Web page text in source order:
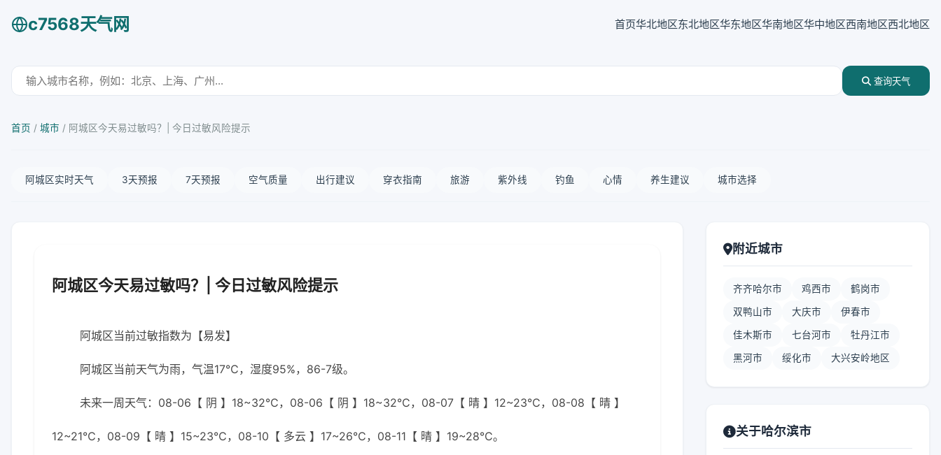
c7568天气网 首页华北地区东北地区华东地区华南地区华中地区西南地区西北地区
查询天气
首页 / 城市 / 阿城区今天易过敏吗？| 今日过敏风险提示
阿城区实时天气 3天预报 7天预报 空气质量 出行建议 穿衣指南 旅游 紫外线 钓鱼 心情 养生建议 城市选择
阿城区今天易过敏吗？| 今日过敏风险提示
阿城区当前过敏指数为【易发】
阿城区当前天气为雨，气温17℃，湿度95%，86-7级。
未来一周天气：08-06【 阴 】18~32℃，08-06【 阴 】18~32℃，08-07【 晴 】12~23℃，08-08【 晴 】
12~21℃，08-09【 晴 】15~23℃，08-10【 多云 】17~26℃，08-11【 晴 】19~28℃。
附近城市
齐齐哈尔市 鸡西市 鹤岗市
双鸭山市 大庆市 伊春市
佳木斯市 七台河市 牡丹江市
黑河市 绥化市 大兴安岭地区
关于哈尔滨市